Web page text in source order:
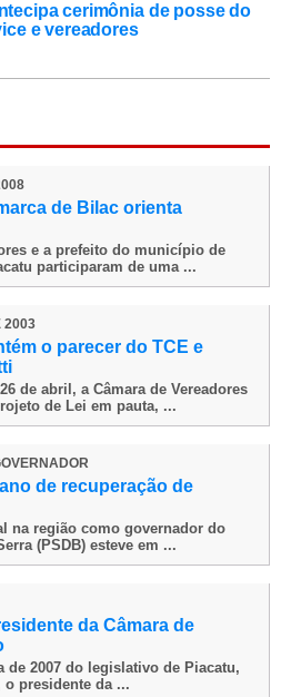
cerimônia de posse do
e vereadores
de Bilac orienta
e a prefeito do município de
participaram de uma ...
2003
o parecer do TCE e
de abril, a Câmara de Vereadores
de Lei em pauta, ...
de recuperação de
na região como governador do
(PSDB) esteve em ...
da Câmara de
de 2007 do legislativo de Piacatu,
o presidente da ...